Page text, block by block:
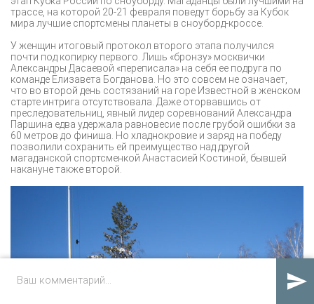
трассе, на которой 20-21 февраля поведут борьбу за Кубок
мира лучшие спортсмены планеты в сноуборд-кроссе.
У женщин итоговый протокол второго этапа получился
почти под копирку первого. Лишь «бронзу» москвички
Александры Дасаевой «переписала» на себя ее подруга по
команде Елизавета Богданова. Но это совсем не означает,
что во второй день состязаний на горе Известной в женском
старте интрига отсутствовала. Даже оторвавшись от
преследовательниц, явный лидер соревнований Александра
Паршина едва удержала равновесие после грубой ошибки за
60 метров до финиша. Но хладнокровие и заряд на победу
позволили сохранить ей преимущество над другой
магаданской спортсменкой Анастасией Костиной, бывшей
накануне также второй.
